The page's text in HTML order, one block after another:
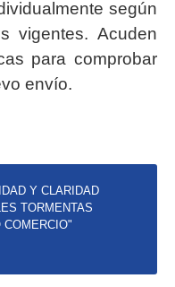
según
vigentes. Acuden
para comprobar
envío.
Y CLARIDAD
TORMENTAS
COMERCIO"